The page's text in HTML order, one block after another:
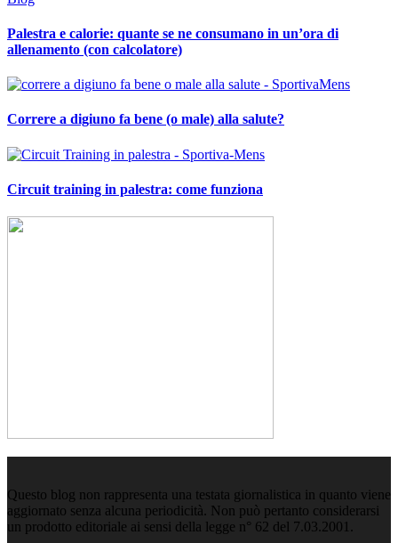
Palestra e calorie: quante se ne consumano in un’ora di
allenamento (con calcolatore)
Correre a digiuno fa bene (o male) alla salute?
Circuit training in palestra: come funziona
Questo blog non rappresenta una testata giornalistica in quanto viene
aggiornato senza alcuna periodicità. Non può pertanto considerarsi
un prodotto editoriale ai sensi della legge n° 62 del 7.03.2001.